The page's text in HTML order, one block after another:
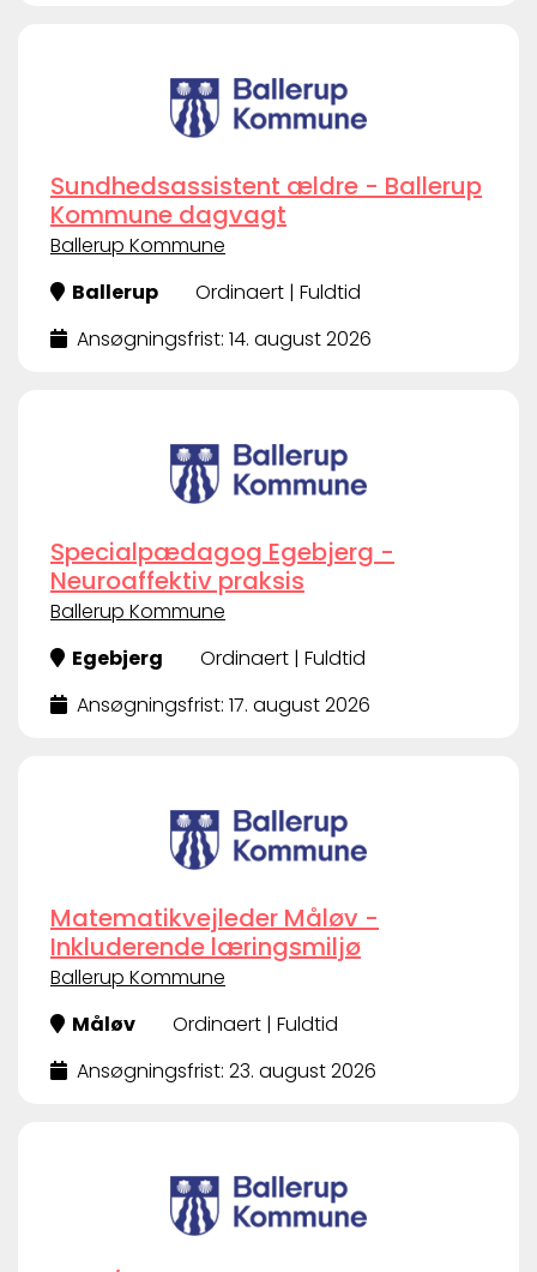
Sundhedsassistent ældre - Ballerup
Kommune dagvagt
Ballerup Kommune
Ballerup
Ordinaert | Fuldtid
Ansøgningsfrist: 14. august 2026
Specialpædagog Egebjerg -
Neuroaffektiv praksis
Ballerup Kommune
Egebjerg
Ordinaert | Fuldtid
Ansøgningsfrist: 17. august 2026
Matematikvejleder Måløv -
Inkluderende læringsmiljø
Ballerup Kommune
Måløv
Ordinaert | Fuldtid
Ansøgningsfrist: 23. august 2026